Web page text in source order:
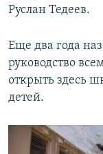
Руслан Тедеев.
Еще два года
руководство
открыть здесь
детей.